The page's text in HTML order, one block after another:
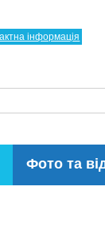
Фото та
інформація